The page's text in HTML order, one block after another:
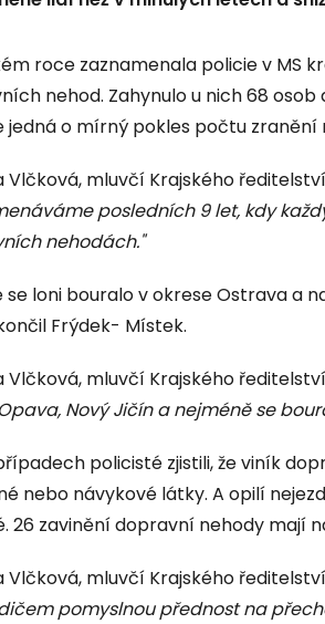
roce zaznamenala policie v MS
nehod. Zahynulo u nich 68
jedná o mírný pokles počtu zranění
Vlčková, mluvčí Krajského
posledních 9 let, kdy
nehodách."
se loni bouralo v okrese Ostrava a
Frýdek- Místek.
Vlčková, mluvčí Krajského
Nový Jičín a nejméně se
policisté zjistili, že viník
nebo návykové látky. A opilí
26 zavinění dopravní nehody mají
Vlčková, mluvčí Krajského
pomyslnou přednost na